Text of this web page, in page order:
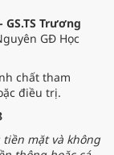
Trương
GĐ Học
chất tham
điều trị.
mặt và không